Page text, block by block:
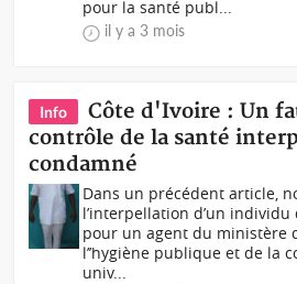
pour la santé publ...
il y a 3 mois
Info
Côte d'Ivoire : Un
contrôle de la santé
condamné
Dans un précédent article,
l’interpellation d’un
pour un agent du ministère
l’’hygiène publique et de la
univ...